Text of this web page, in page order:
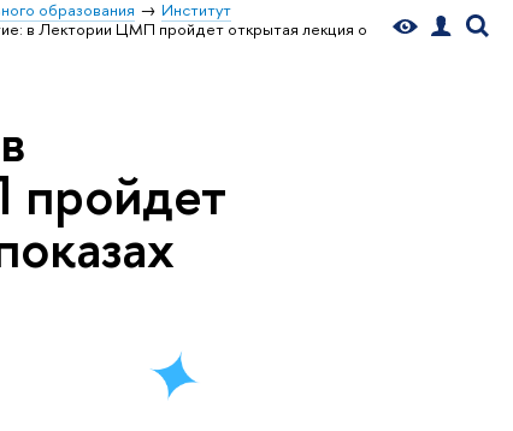
образования
Институт
в Лектории ЦМП пройдет открытая лекция о